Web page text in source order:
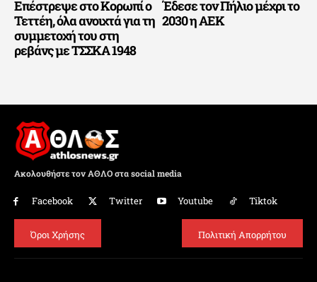
Επέστρεψε στο Κορωπί ο
Τεττέη, όλα ανοιχτά για τη
συμμετοχή του στη
ρεβάνς με ΤΣΣΚΑ 1948
Έδεσε τον Πήλιο μέχρι το
2030 η ΑΕΚ
Ακολουθήστε τον ΑΘΛΟ στα social media
Facebook Twitter Youtube Tiktok
Όροι Χρήσης Πολιτική Απορρήτου